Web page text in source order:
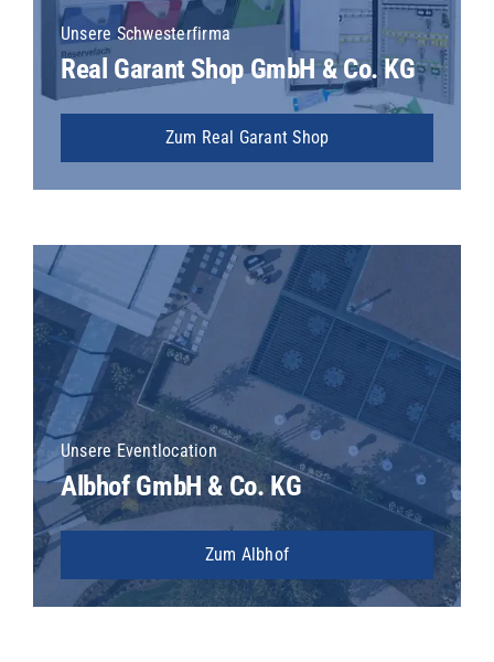
Unsere Schwesterfirma
Real Garant Shop GmbH & Co. KG
Zum Real Garant Shop
Unsere Eventlocation
Albhof GmbH & Co. KG
Zum Albhof